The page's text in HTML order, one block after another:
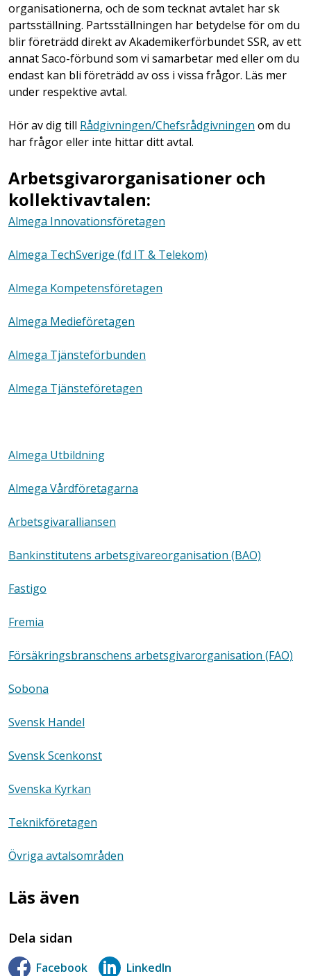
organisationerna, och de som tecknat avtalet har sk
partsställning. Partsställningen har betydelse för om du
blir företrädd direkt av Akademikerförbundet SSR, av ett
annat Saco-förbund som vi samarbetar med eller om du
endast kan bli företrädd av oss i vissa frågor. Läs mer
under respektive avtal.
Hör av dig till Rådgivningen/Chefsrådgivningen om du
har frågor eller inte hittar ditt avtal.
Arbetsgivarorganisationer och
kollektivavtalen:
Almega Innovationsföretagen
Almega TechSverige (fd IT & Telekom)
Almega Kompetensföretagen
Almega Medieföretagen
Almega Tjänsteförbunden
Almega Tjänsteföretagen
Almega Utbildning
Almega Vårdföretagarna
Arbetsgivaralliansen
Bankinstitutens arbetsgivareorganisation (BAO)
Fastigo
Fremia
Försäkringsbranschens arbetsgivarorganisation (FAO)
Sobona
Svensk Handel
Svensk Scenkonst
Svenska Kyrkan
Teknikföretagen
Övriga avtalsområden
Läs även
Dela sidan
Facebook LinkedIn